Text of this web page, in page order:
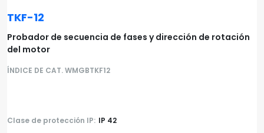
TKF-12
Probador de secuencia de fases y dirección de rotación
del motor
ÍNDICE DE CAT. WMGBTKF12
Clase de protección IP: IP 42